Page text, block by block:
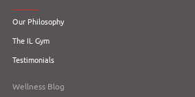
Our Philosophy
The IL Gym
Testimonials
Wellness Blog